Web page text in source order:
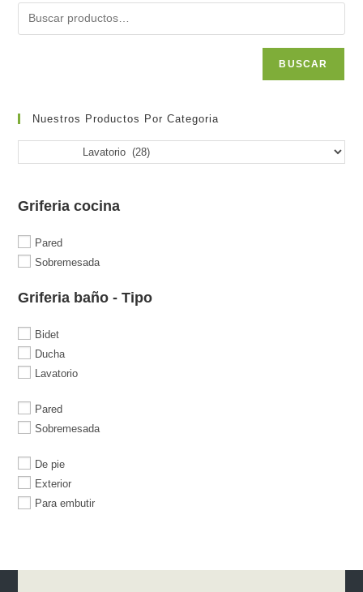
BUSCAR
Nuestros Productos Por Categoria
Griferia cocina
Pared
Sobremesada
Griferia baño - Tipo
Bidet
Ducha
Lavatorio
Pared
Sobremesada
De pie
Exterior
Para embutir